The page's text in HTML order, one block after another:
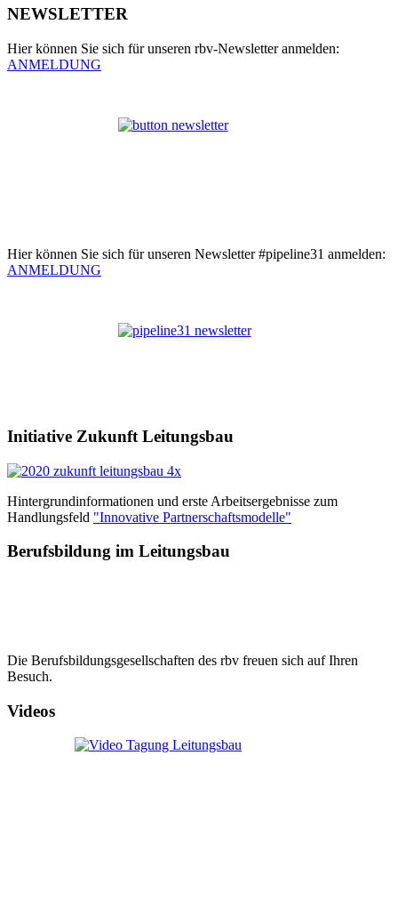
NEWSLETTER
Hier können Sie sich für unseren rbv-Newsletter anmelden:
ANMELDUNG
Hier können Sie sich für unseren Newsletter #pipeline31 anmelden:
ANMELDUNG
Initiative Zukunft Leitungsbau
Hintergrundinformationen und erste Arbeitsergebnisse zum
Handlungsfeld "Innovative Partnerschaftsmodelle"
Berufsbildung im Leitungsbau
Die Berufsbildungsgesellschaften des rbv freuen sich auf Ihren
Besuch.
Videos